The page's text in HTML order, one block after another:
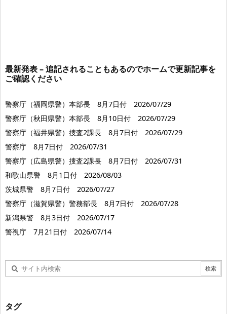
最新発表 – 追記されることもあるのでホームで更新記事を
ご確認ください
警察庁（福岡県警）本部長 8月7日付 2026/07/29
警察庁（秋田県警）本部長 8月10日付 2026/07/29
警察庁（福井県警）捜査2課長 8月7日付 2026/07/29
警察庁 8月7日付 2026/07/31
警察庁（広島県警）捜査2課長 8月7日付 2026/07/31
和歌山県警 8月1日付 2026/08/03
茨城県警 8月7日付 2026/07/27
警察庁（滋賀県警）警務部長 8月7日付 2026/07/28
新潟県警 8月3日付 2026/07/17
警視庁 7月21日付 2026/07/14
タグ